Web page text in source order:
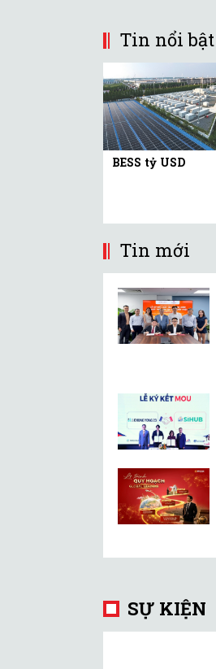
Tin nổi
BESS tỷ USD
Tin mới
SỰ KIỆN